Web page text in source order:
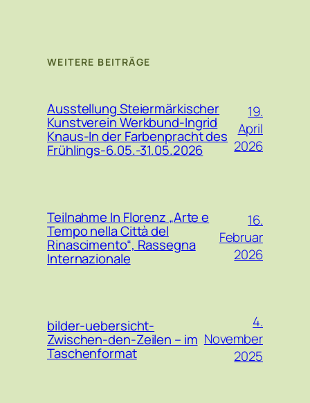
WEITERE BEITRÄGE
Ausstellung Steiermärkischer
Kunstverein Werkbund-Ingrid
Knaus-In der Farbenpracht des
Frühlings-6.05.-31.05.2026
19.
April
2026
Teilnahme In Florenz „Arte e
Tempo nella Città del
Rinascimento“, Rassegna
Internazionale
16.
Februar
2026
bilder-uebersicht-
Zwischen-den-Zeilen – im
Taschenformat
4.
November
2025